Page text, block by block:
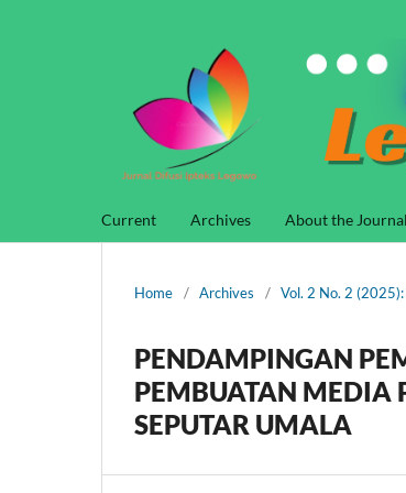
Current Archives About the Journal
Home / Archives / Vol. 2 No. 2
PENDAMPINGAN
PEMBUATAN MEDIA
SEPUTAR UMALA